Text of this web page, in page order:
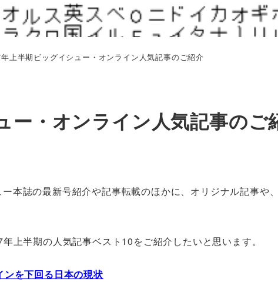
上半期ビッグイシュー・オンライン人気記事のご紹介
ー・オンライン人気記事のご
本誌の最新号紹介や記事転載のほかに、オリジナル記事
上半期の人気記事ベスト10をご紹介したいと思います。
を下回る日本の現状